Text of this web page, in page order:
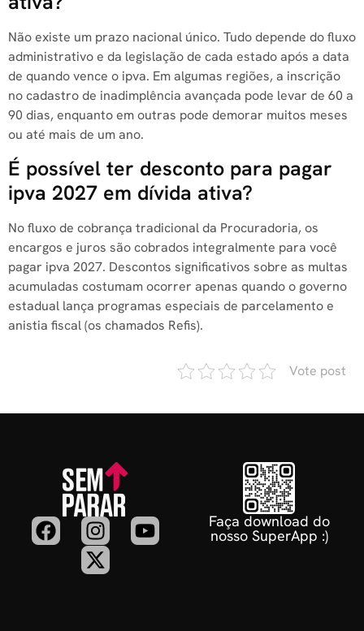
Não existe um prazo nacional único. Tudo depende do fluxo
administrativo e da legislação de cada estado após a data
de quando vence o ipva. Em algumas regiões, a inscrição
no cadastro de inadimplência avançada pode levar de 60 a
90 dias, enquanto em outras pode demorar muitos meses
ou até mais de um ano.
É possível ter desconto para pagar
ipva 2027 em dívida ativa?
No fluxo de cobrança tradicional da Procuradoria, os
encargos e juros são cobrados integralmente para você
pagar ipva 2027. Descontos significativos sobre as multas
acumuladas costumam ocorrer apenas quando o governo
estadual lança programas especiais de parcelamento e
anistia fiscal (os chamados Refis).
Vote post
Faça download do
nosso SuperApp :)